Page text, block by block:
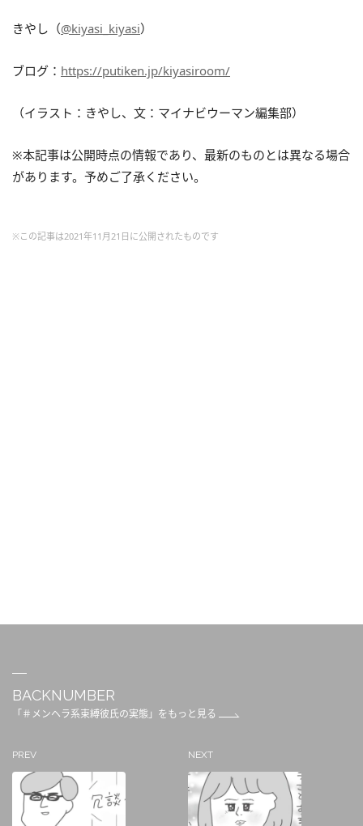
きやし（@kiyasi_kiyasi）
ブログ： https://putiken.jp/kiyasiroom/
（イラスト：きやし、文：マイナビウーマン編集部）
※本記事は公開時点の情報であり、最新のものとは異なる場合
があります。予めご了承ください。
※この記事は2021年11月21日に公開されたものです
BACKNUMBER
「＃メンヘラ系束縛彼氏の実態」をもっと見る
PREV NEXT